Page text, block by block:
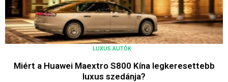
LUXUS AUTÓK
Miért a Huawei Maextro S800 Kína legkeresettebb
luxus szedánja?